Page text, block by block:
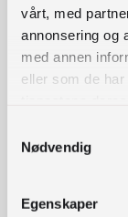
vårt, med
annonsering og
med annen
eller som de
Nødvendig
Egenskaper
presentasjon-
ikkje minst
komande
linked data.
involvere
av personer